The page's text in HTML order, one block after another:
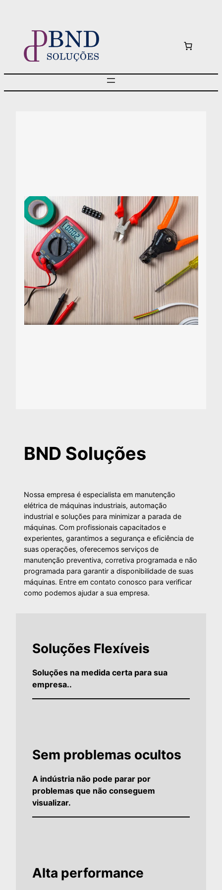
BND Soluções
Nossa empresa é especialista em manutenção
elétrica de máquinas industriais, automação
industrial e soluções para minimizar a parada de
máquinas. Com profissionais capacitados e
experientes, garantimos a segurança e eficiência de
suas operações, oferecemos serviços de
manutenção preventiva, corretiva programada e não
programada para garantir a disponibilidade de suas
máquinas. Entre em contato conosco para verificar
como podemos ajudar a sua empresa.
Soluções Flexíveis
Soluções na medida certa para sua
empresa..
Sem problemas ocultos
A indústria não pode parar por
problemas que não conseguem
visualizar.
Alta performance